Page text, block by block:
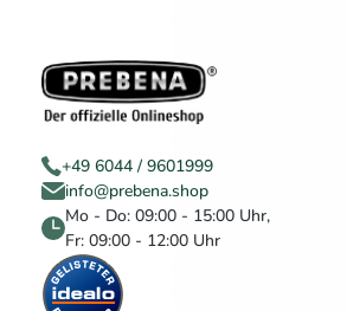
+49 6044 / 9601999
info@prebena.shop
Mo - Do: 09:00 - 15:00 Uhr,
Fr: 09:00 - 12:00 Uhr